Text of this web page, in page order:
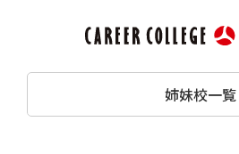
姉妹校一覧